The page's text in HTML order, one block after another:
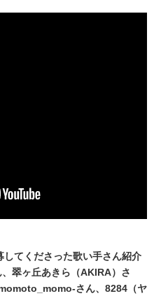
てくださった歌い手さん紹介
翠ヶ丘あきら（AKIRA）さ
さん、8284（ヤ